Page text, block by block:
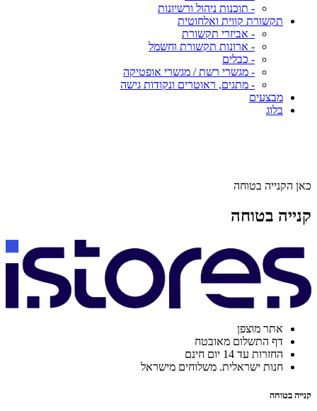
- תוכנות ניהול ורשיונות
תקשורת קווית ואלחוטית
- אביזרי תקשורת
- ארונות תקשורת וחשמל
- כבלים
- מגשרי רשת / מגשרי אופטיקה
- מתגים, ראוטרים ונקודות גישה
מבצעים
בלוג
כאן הקנייה בטוחה
קנייה בטוחה
אתר מוצפן
דף התשלום מאובטח
החזרות עד 14 יום חינם
חנות ישראלית. משלוחים מישראל
קנייה בטוחה